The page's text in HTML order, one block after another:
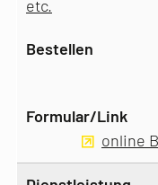
etc.
online